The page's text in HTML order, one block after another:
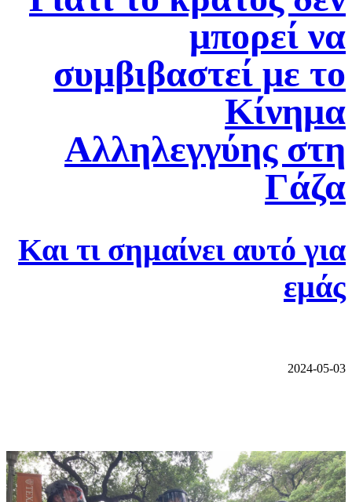
μπορεί να
συμβιβαστεί με το
Κίνημα
Αλληλεγγύης στη
Γάζα
Και τι σημαίνει αυτό για
εμάς
2024-05-03